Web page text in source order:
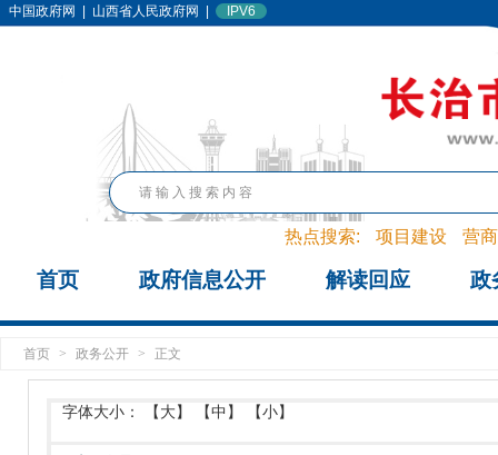
中国政府网 山西省人民政府网 IPV6
热点搜索: 项目建设 营
首页 政府信息公开 解读回应 政
首页 > 政务公开 > 正文
字体大小： 【大】 【中】 【小】